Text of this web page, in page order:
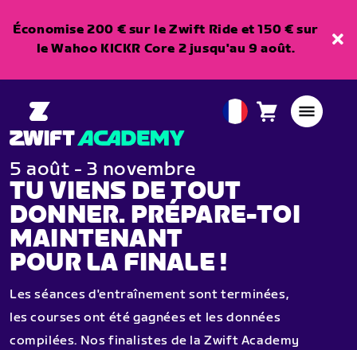
Économise 200 € sur le Zwift Ride et 150 € sur
le Wahoo KICKR Core 2 jusqu'au 9 août.
EuropeanPanier0
5 août - 3 novembre
TU VIENS DE TOUT
DONNER. PRÉPARE-TOI
MAINTENANT
POUR LA FINALE !
Les séances d'entraînement sont terminées,
les courses ont été gagnées et les données
compilées. Nos finalistes de la Zwift Academy